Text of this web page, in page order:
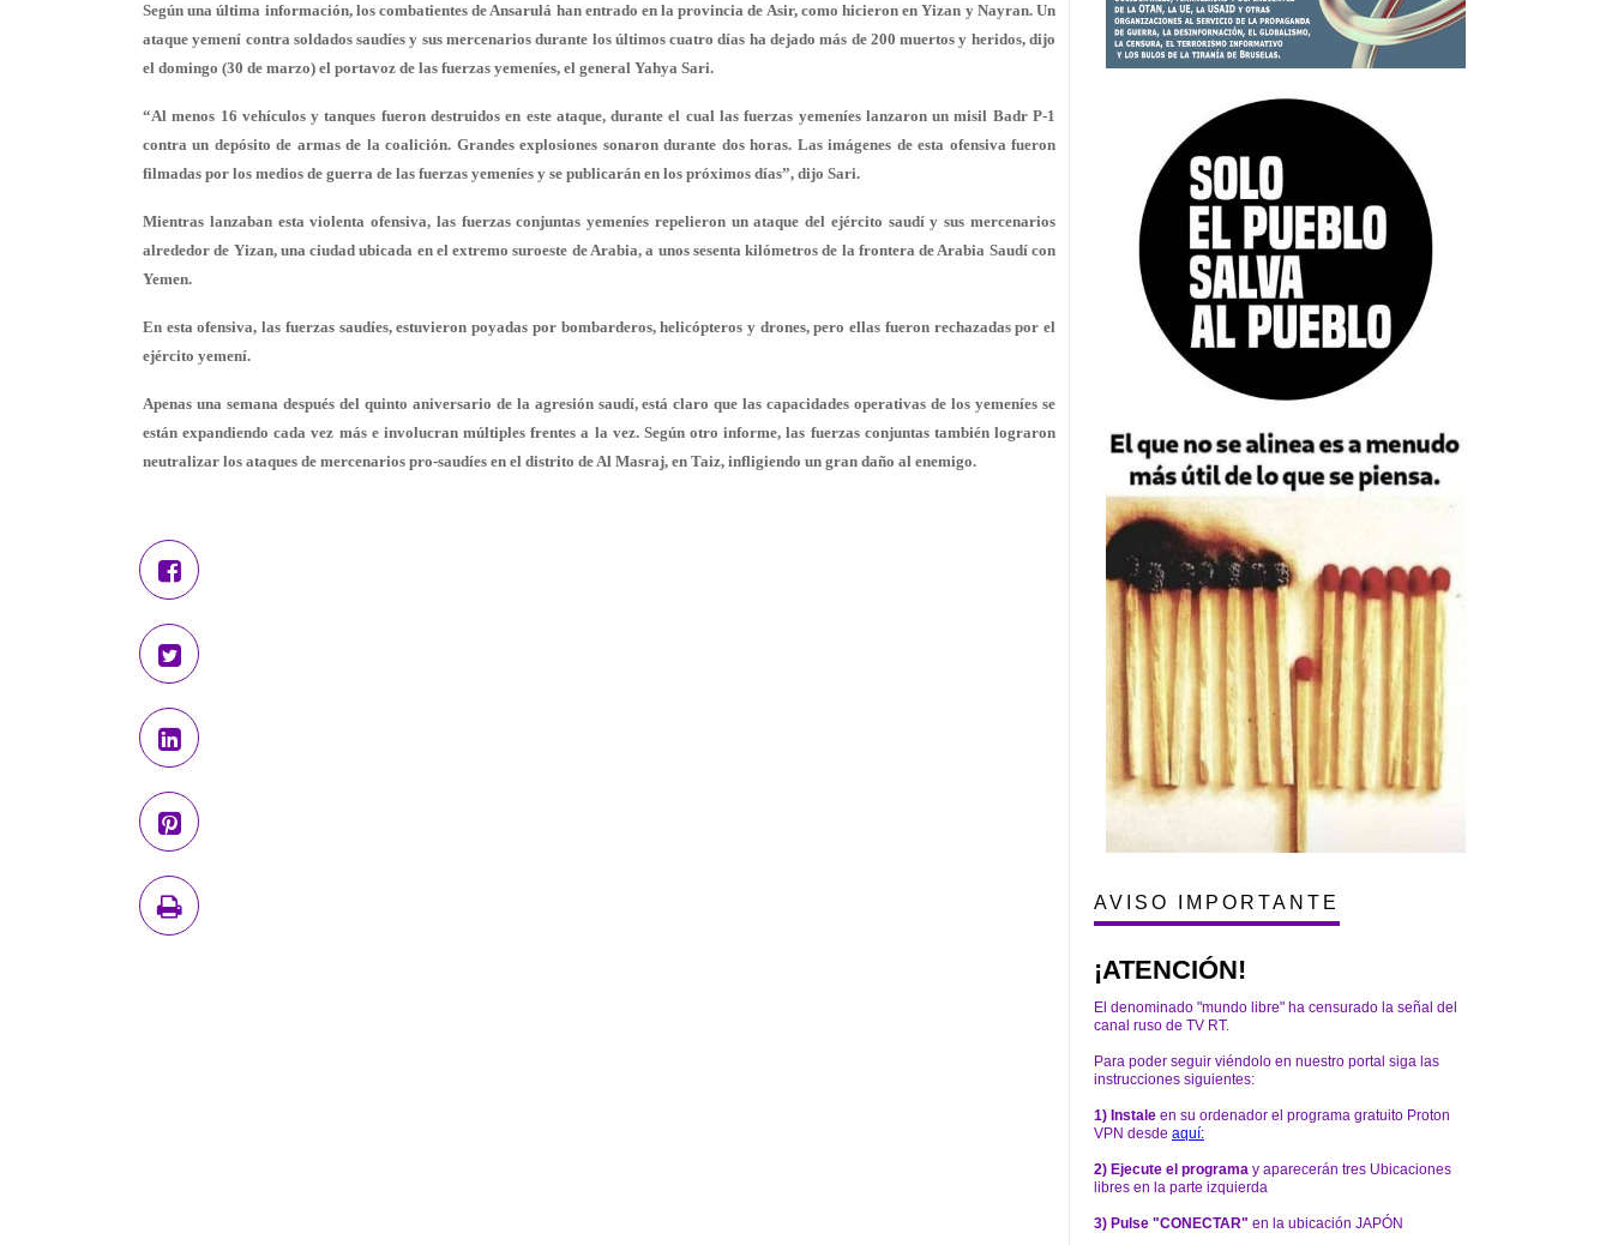
Según una última información, los combatientes de Ansarulá han entrado en la provincia de Asir, como hicieron en Yizan y Nayran. Un
ataque yemení contra soldados saudíes y sus mercenarios durante los últimos cuatro días ha dejado más de 200 muertos y heridos, dijo
el domingo (30 de marzo) el portavoz de las fuerzas yemeníes, el general Yahya Sari.
“Al menos 16 vehículos y tanques fueron destruidos en este ataque, durante el cual las fuerzas yemeníes lanzaron un misil Badr P-1
contra un depósito de armas de la coalición. Grandes explosiones sonaron durante dos horas. Las imágenes de esta ofensiva fueron
filmadas por los medios de guerra de las fuerzas yemeníes y se publicarán en los próximos días”, dijo Sari.
Mientras lanzaban esta violenta ofensiva, las fuerzas conjuntas yemeníes repelieron un ataque del ejército saudí y sus mercenarios
alrededor de Yizan, una ciudad ubicada en el extremo suroeste de Arabia, a unos sesenta kilómetros de la frontera de Arabia Saudí con
Yemen.
En esta ofensiva, las fuerzas saudíes, estuvieron poyadas por bombarderos, helicópteros y drones, pero ellas fueron rechazadas por el
ejército yemení.
Apenas una semana después del quinto aniversario de la agresión saudí, está claro que las capacidades operativas de los yemeníes se
están expandiendo cada vez más e involucran múltiples frentes a la vez. Según otro informe, las fuerzas conjuntas también lograron
neutralizar los ataques de mercenarios pro-saudíes en el distrito de Al Masraj, en Taiz, infligiendo un gran daño al enemigo.
AVISO IMPORTANTE
¡ATENCIÓN!
El denominado "mundo libre" ha censurado la señal del
canal ruso de TV RT.
Para poder seguir viéndolo en nuestro portal siga las
instrucciones siguientes:
1) Instale en su ordenador el programa gratuito Proton
VPN desde aquí:
2) Ejecute el programa y aparecerán tres Ubicaciones
libres en la parte izquierda
3) Pulse "CONECTAR" en la ubicación JAPÓN